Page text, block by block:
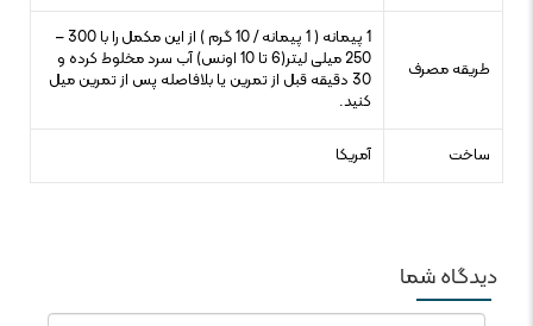
طریقه مصرف
1 پیمانه ( 1 پیمانه / 10 گرم ) از این مکمل را با 300 –
250 میلی لیتر(6 تا 10 اونس) آب سرد مخلوط کرده و
30 دقیقه قبل از تمرین یا بلافاصله پس از تمرین میل
کنید.
ساخت آمریکا
دیدگاه شما